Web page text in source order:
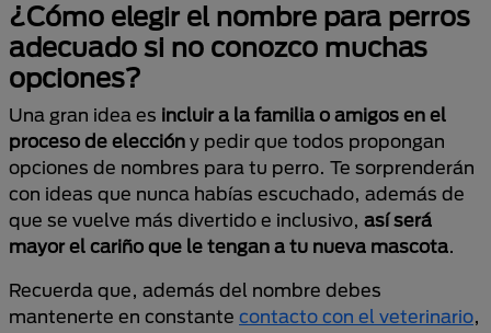
¿Cómo elegir el nombre para perros
adecuado si no conozco muchas
opciones?
Una gran idea es incluir a la familia o amigos en el
proceso de elección y pedir que todos propongan
opciones de nombres para tu perro. Te sorprenderán
con ideas que nunca habías escuchado, además de
que se vuelve más divertido e inclusivo, así será
mayor el cariño que le tengan a tu nueva mascota.
Recuerda que, además del nombre debes
mantenerte en constante contacto con el veterinario,